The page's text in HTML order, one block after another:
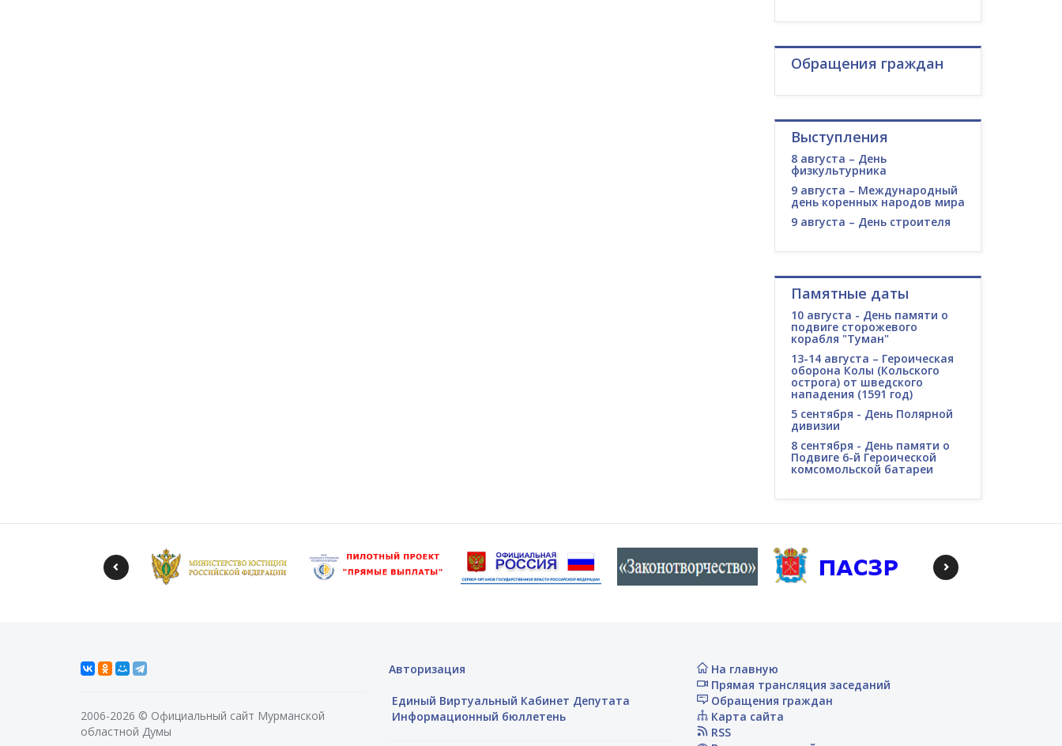
Обращения граждан
Выступления
8 августа – День
физкультурника
9 августа – Международный
день коренных народов мира
9 августа – День строителя
Памятные даты
10 августа - День памяти о
подвиге сторожевого
корабля "Туман"
13-14 августа – Героическая
оборона Колы (Кольского
острога) от шведского
нападения (1591 год)
5 сентября - День Полярной
дивизии
8 сентября - День памяти о
Подвиге 6-й Героической
комсомольской батареи
2006-2026 © Официальный сайт Мурманской
областной Думы
Авторизация
Единый Виртуальный Кабинет Депутата
Информационный бюллетень
На главную
Прямая трансляция заседаний
Обращения граждан
Карта сайта
RSS